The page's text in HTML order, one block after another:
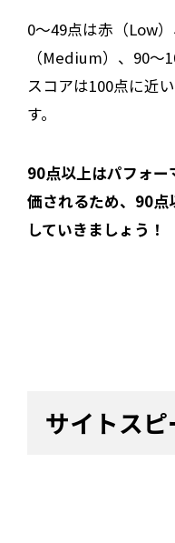
0～49点は赤（Low
（Medium）、90～
スコアは100点に近
す。
90点以上はパフォ
価されるため、90点
していきましょう！
サイトス